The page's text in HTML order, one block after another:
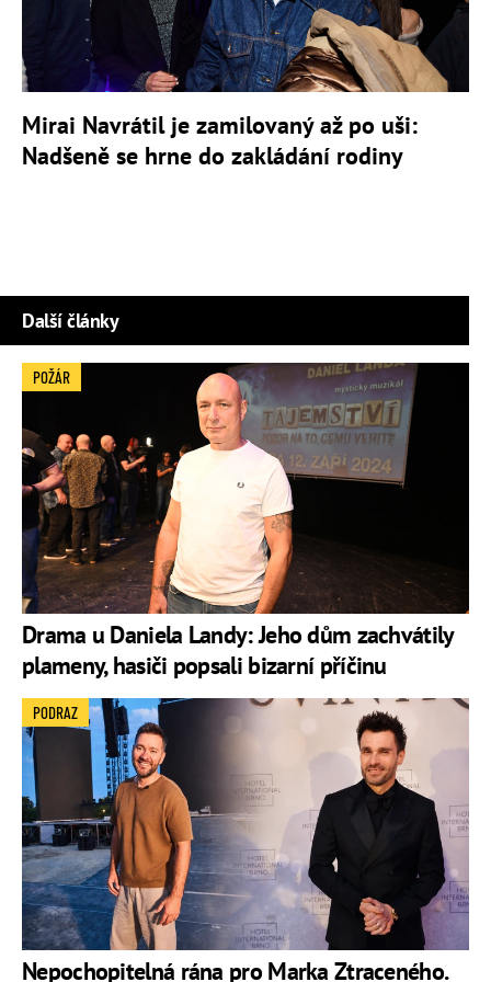
Mirai Navrátil je zamilovaný až po uši:
Nadšeně se hrne do zakládání rodiny
Další články
Drama u Daniela Landy: Jeho dům zachvátily
plameny, hasiči popsali bizarní příčinu
POŽÁR
Nepochopitelná rána pro Marka Ztraceného.
PODRAZ